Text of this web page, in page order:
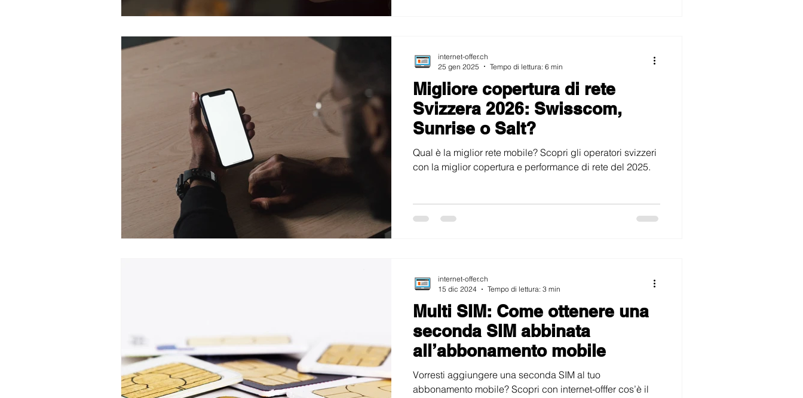
Migliore copertura di rete
Svizzera 2026: Swisscom,
Sunrise o Salt?
Qual è la miglior rete mobile? Scopri gli operatori svizzeri
con la miglior copertura e performance di rete del 2025.
internet-offer.ch
25 gen 2025
Tempo di lettura: 6 min
Multi SIM: Come ottenere una
seconda SIM abbinata
all’abbonamento mobile
Vorresti aggiungere una seconda SIM al tuo
abbonamento mobile? Scopri con internet-offfer cos’è il
internet-offer.ch
15 dic 2024
Tempo di lettura: 3 min